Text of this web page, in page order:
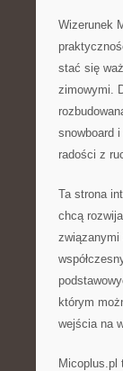
Wizerunek
stać się
zimowymi.
snowboard
radości z
Ta strona
chcą
związanymi
którym
wejścia na
Micoplus.pl